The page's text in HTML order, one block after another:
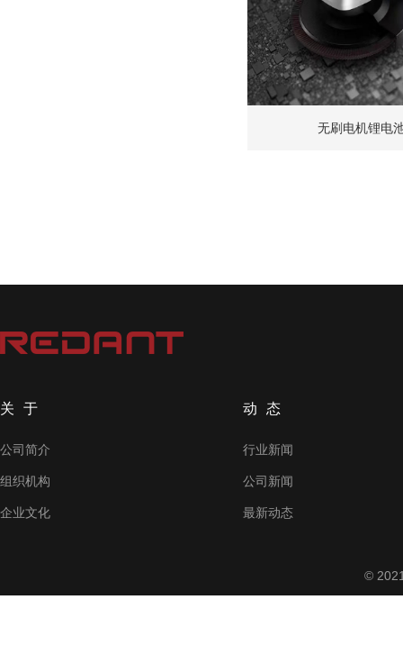
无刷电机锂电
关于
公司简介
组织机构
企业文化
动态
行业新闻
公司新闻
最新动态
©